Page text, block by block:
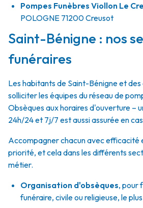
Pompes Funèbres Viollon Le
POLOGNE 71200Creusot
Saint-Bénigne : nos
funéraires
Les habitants de Saint-Bénigne et
solliciter les équipes du réseau de
Obsèques aux horaires d'ouverture –
24h/24 et 7j/7 est aussi assurée en
Accompagner chacun avec efficacité
priorité, et cela dans les différents
métier.
Organisation d'obsèques, pour
funéraire, civile ou religieuse, le